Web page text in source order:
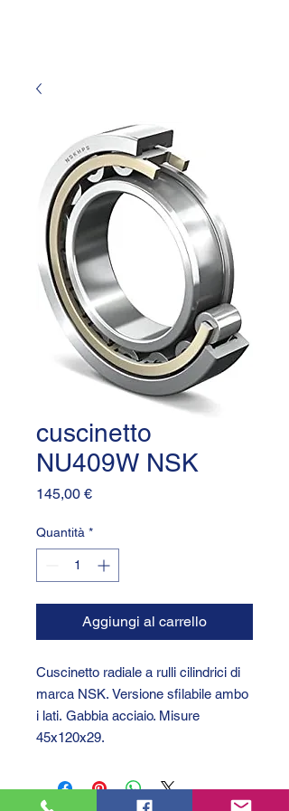
cuscinetto
NU409W NSK
145,00 €Prezzo
Quantità *
Aggiungi al carrello
Cuscinetto radiale a rulli cilindrici di
marca NSK. Versione sfilabile ambo
i lati. Gabbia acciaio. Misure
45x120x29.